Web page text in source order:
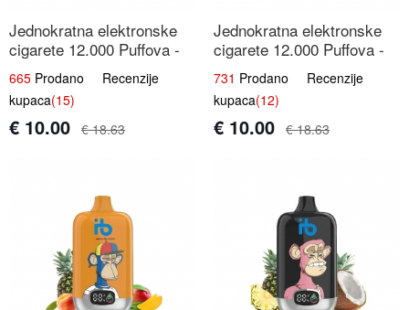
Jednokratna elektronske
cigarete 12.000 Puffova -
Lubenica Sladoled | Ljetna
Desertna Aroma
665 Prodano Recenzije
kupaca(15)
€ 10.00 € 18.63
Jednokratna elektronske
cigarete 12.000 Puffova -
Breskva i Voćni Sok |
Osježavajuća Voćna
Mješavina
731 Prodano Recenzije
kupaca(12)
€ 10.00 € 18.63